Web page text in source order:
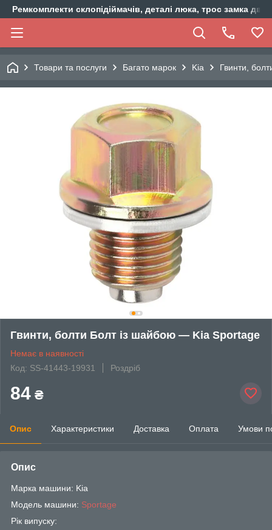
Ремкомплекти склопідіймачів, деталі люка, трос замка
Товари та послуги Багато марок Kia Гвинти,
Гвинти, болти Болт із шайбою — Kia Sportage
Немає в наявності
Код: SS-41443-19931
Роздріб
84 ₴
Опис Характеристики Доставка Оплата Умови
Опис
Марка машини: Kia
Модель машини: Sportage
Рік випуску: